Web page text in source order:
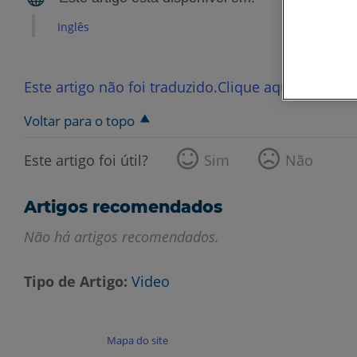
Inglês
Este artigo não foi traduzido.Clique aqui para
Voltar para o topo
Este artigo foi útil? Sim Não
Artigos recomendados
Não há artigos recomendados.
Tipo de Artigo Video
Mapa do site